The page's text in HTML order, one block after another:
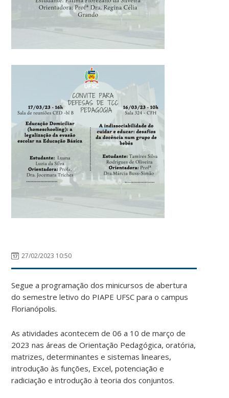
27/02/2023 10:50
Segue a programação dos minicursos de abertura
do semestre letivo do PIAPE UFSC para o campus
Florianópolis.
As atividades acontecem de 06 a 10 de março de
2023 nas áreas de Orientação Pedagógica, oratória,
matrizes, determinantes e sistemas lineares,
introdução às funções, Excel, potenciação e
radiciação e introdução à teoria dos conjuntos.